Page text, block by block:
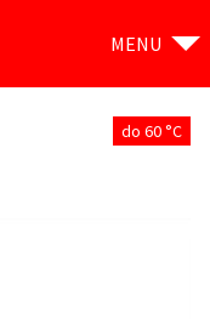
MENU
do 60 °C